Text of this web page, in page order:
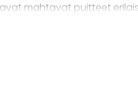
mahtavat puitteet
viihtyisästä
ja avarat ikkunat, jotka